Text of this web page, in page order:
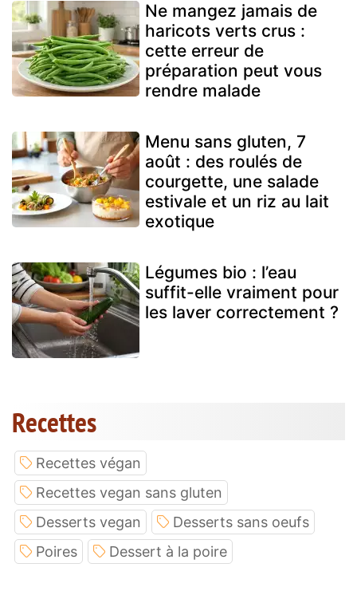
Ne mangez jamais de
haricots verts crus :
cette erreur de
préparation peut vous
rendre malade
Menu sans gluten, 7
août : des roulés de
courgette, une salade
estivale et un riz au lait
exotique
Légumes bio : l’eau
suffit-elle vraiment pour
les laver correctement ?
Recettes
Recettes végan
Recettes vegan sans gluten
Desserts vegan
Desserts sans oeufs
Poires
Dessert à la poire